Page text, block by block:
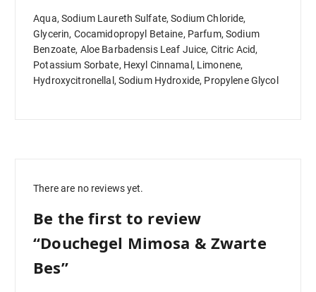
Aqua, Sodium Laureth Sulfate, Sodium Chloride,
Glycerin, Cocamidopropyl Betaine, Parfum, Sodium
Benzoate, Aloe Barbadensis Leaf Juice, Citric Acid,
Potassium Sorbate, Hexyl Cinnamal, Limonene,
Hydroxycitronellal, Sodium Hydroxide, Propylene Glycol
There are no reviews yet.
Be the first to review
“Douchegel Mimosa & Zwarte
Bes”